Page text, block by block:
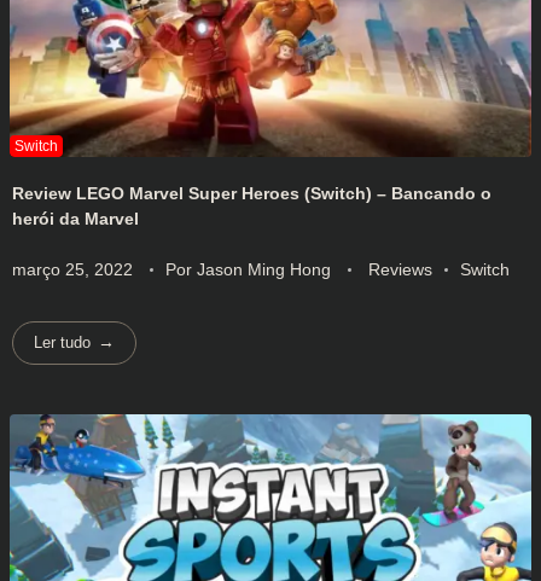
Review LEGO Marvel Super Heroes (Switch) – Bancando o
herói da Marvel
março 25, 2022 Por Jason Ming Hong Reviews Switch
Ler tudo